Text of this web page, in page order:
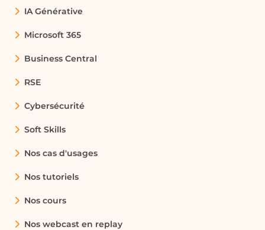
entre les tables d'étudiants, de cours et
identifier les étudiants en difficulté et à
Suivi des inventaires
Les entreprises peuvent établir des
de fournisseurs pour gérer efficacement
les niveaux de stock sont maintenus et
que les commandes sont passées à
IA Générative
Microsoft 365
Business Central
RSE
Cybersécurité
Soft Skills
Nos cas d'usages
Nos tutoriels
Nos cours
Nos webcast en replay